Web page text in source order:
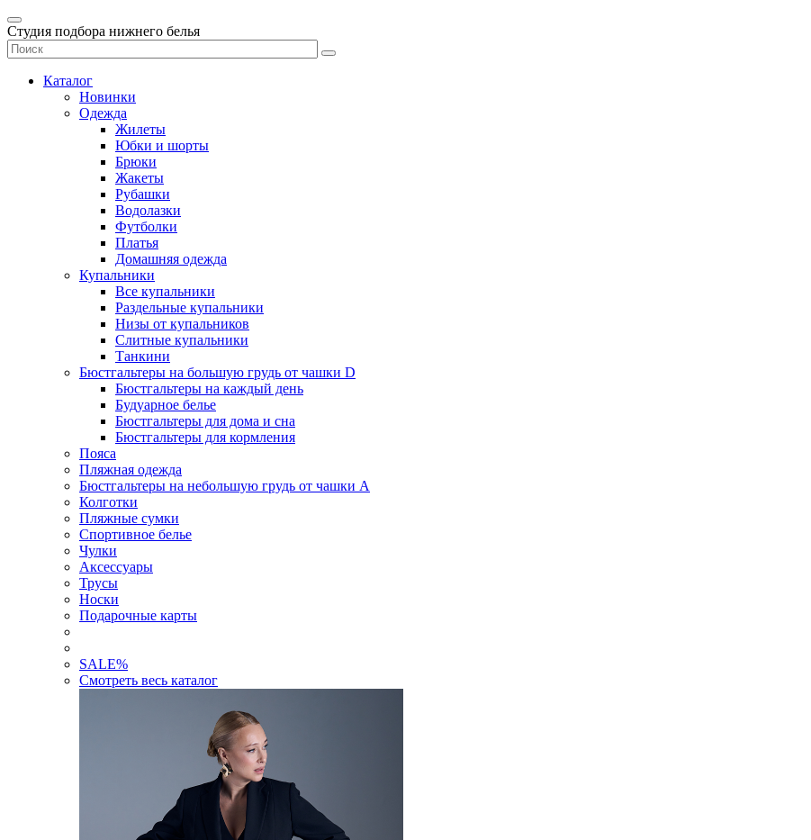
Студия подбора нижнего белья
Каталог
Новинки
Одежда
Жилеты
Юбки и шорты
Брюки
Жакеты
Рубашки
Водолазки
Футболки
Платья
Домашняя одежда
Купальники
Все купальники
Раздельные купальники
Низы от купальников
Слитные купальники
Танкини
Бюстгальтеры на большую грудь от чашки D
Бюстгальтеры на каждый день
Будуарное белье
Бюстгальтеры для дома и сна
Бюстгальтеры для кормления
Пояса
Пляжная одежда
Бюстгальтеры на небольшую грудь от чашки А
Колготки
Пляжные сумки
Спортивное белье
Чулки
Аксессуары
Трусы
Носки
Подарочные карты
SALE%
Смотреть весь каталог